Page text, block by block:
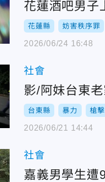
花蓮酒吧男
花蓮縣 妨害秩序罪
2026/06/24 16:48
社會
影/阿妹台東
台東縣 暴力 槍
2026/06/21 14:44
社會
嘉義男學生遭